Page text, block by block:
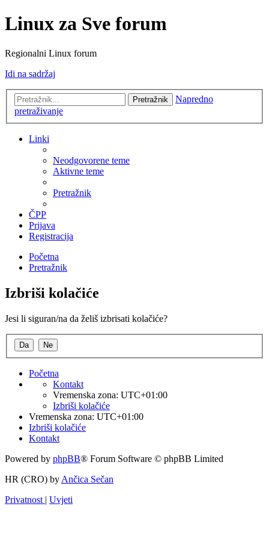
Linux za Sve forum
Regionalni Linux forum
Idi na sadržaj
Pretražnik
Napredno
pretraživanje
Linki
Neodgovorene teme
Aktivne teme
Pretražnik
ČPP
Prijava
Registracija
Početna
Pretražnik
Izbriši kolačiće
Jesi li siguran/na da želiš izbrisati kolačiće?
Početna
Kontakt
Vremenska zona: UTC+01:00
Izbriši kolačiće
Vremenska zona: UTC+01:00
Izbriši kolačiće
Kontakt
Powered by phpBB® Forum Software © phpBB Limited
HR (CRO) by Ančica Sečan
Privatnost | Uvjeti